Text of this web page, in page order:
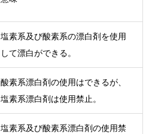
塩素系及び酸素系の漂白剤を使用
して漂白ができる。
酸素系漂白剤の使用はできるが、
塩素系漂白剤は使用禁止。
塩素系及び酸素系漂白剤の使用禁